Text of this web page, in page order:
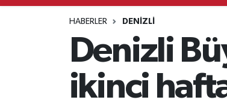
HABERLER DENIZLI
Denizli
ikinci
Haber Arşivi